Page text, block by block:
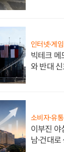
인터넷·게
빅테크 메
와 반대
소비자·유통
이부진 야
남·건대